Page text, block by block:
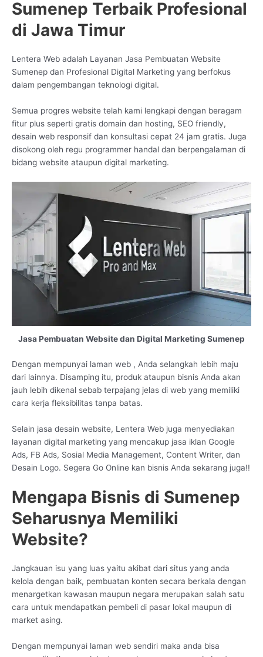
Sumenep Terbaik Profesional
di Jawa Timur
Lentera Web adalah Layanan Jasa Pembuatan Website
Sumenep dan Profesional Digital Marketing yang berfokus
dalam pengembangan teknologi digital.
Semua progres website telah kami lengkapi dengan beragam
fitur plus seperti gratis domain dan hosting, SEO friendly,
desain web responsif dan konsultasi cepat 24 jam gratis. Juga
disokong oleh regu programmer handal dan berpengalaman di
bidang website ataupun digital marketing.
Jasa Pembuatan Website dan Digital Marketing Sumenep
Dengan mempunyai laman web , Anda selangkah lebih maju
dari lainnya. Disamping itu, produk ataupun bisnis Anda akan
jauh lebih dikenal sebab terpajang jelas di web yang memiliki
cara kerja fleksibilitas tanpa batas.
Selain jasa desain website, Lentera Web juga menyediakan
layanan digital marketing yang mencakup jasa iklan Google
Ads, FB Ads, Sosial Media Management, Content Writer, dan
Desain Logo. Segera Go Online kan bisnis Anda sekarang juga!!
Mengapa Bisnis di Sumenep
Seharusnya Memiliki
Website?
Jangkauan isu yang luas yaitu akibat dari situs yang anda
kelola dengan baik, pembuatan konten secara berkala dengan
menargetkan kawasan maupun negara merupakan salah satu
cara untuk mendapatkan pembeli di pasar lokal maupun di
market asing.
Dengan mempunyai laman web sendiri maka anda bisa